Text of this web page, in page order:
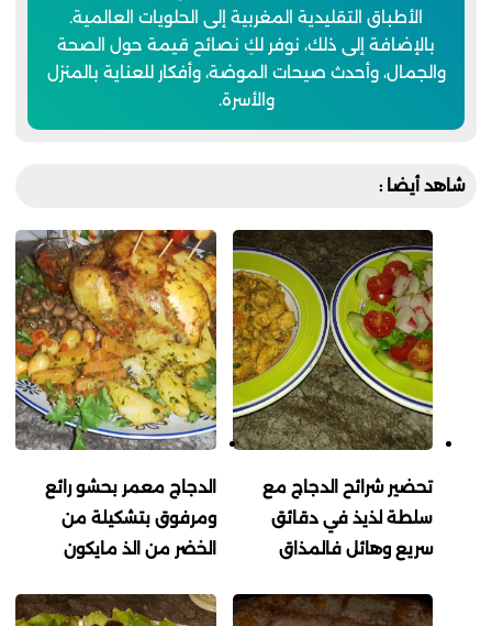
الأطباق التقليدية المغربية إلى الحلويات العالمية.
بالإضافة إلى ذلك، نوفر لكِ نصائح قيمة حول الصحة
والجمال، وأحدث صيحات الموضة، وأفكار للعناية بالمنزل
والأسرة.
شاهد أيضا :
تحضير شرائح الدجاج مع
سلطة لذيذ في دقائق
سريع وهائل فالمذاق
الدجاج معمر بحشو رائع
ومرفوق بتشكيلة من
الخضر من الذ مايكون